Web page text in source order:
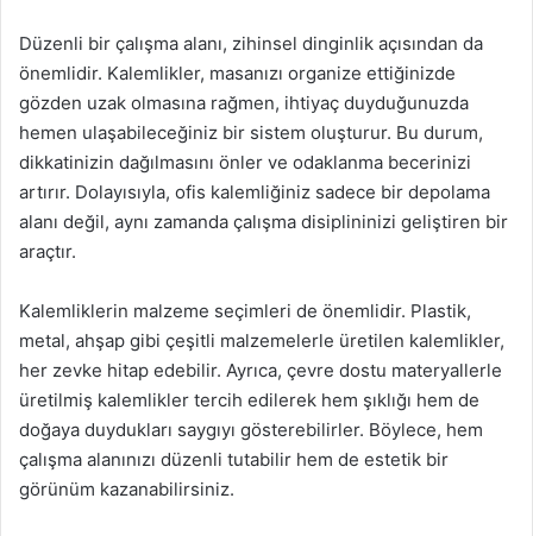
Düzenli bir çalışma alanı, zihinsel dinginlik açısından da
önemlidir. Kalemlikler, masanızı organize ettiğinizde
gözden uzak olmasına rağmen, ihtiyaç duyduğunuzda
hemen ulaşabileceğiniz bir sistem oluşturur. Bu durum,
dikkatinizin dağılmasını önler ve odaklanma becerinizi
artırır. Dolayısıyla, ofis kalemliğiniz sadece bir depolama
alanı değil, aynı zamanda çalışma disiplininizi geliştiren bir
araçtır.
Kalemliklerin malzeme seçimleri de önemlidir. Plastik,
metal, ahşap gibi çeşitli malzemelerle üretilen kalemlikler,
her zevke hitap edebilir. Ayrıca, çevre dostu materyallerle
üretilmiş kalemlikler tercih edilerek hem şıklığı hem de
doğaya duydukları saygıyı gösterebilirler. Böylece, hem
çalışma alanınızı düzenli tutabilir hem de estetik bir
görünüm kazanabilirsiniz.